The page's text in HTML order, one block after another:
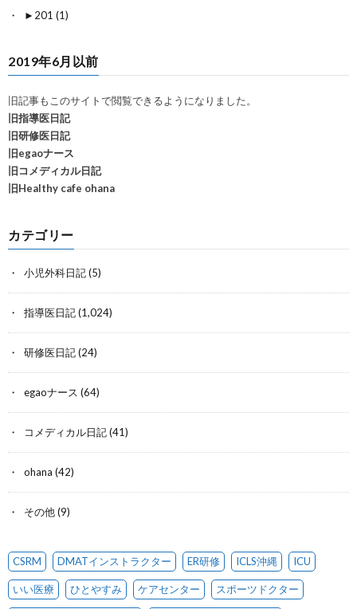
► 201 (1)
2019年6月以前
旧記事もこのサイトで閲覧できるようになりました。
旧指導医日記
旧研修医日記
旧egaoナース
旧コメディカル日記
旧Healthy cafe ohana
カテゴリー
小児外科日記(5)
指導医日記(1,024)
研修医日記(24)
egaoナース (64)
コメディカル日記(41)
ohana (42)
その他(9)
CSRM DMATインストラクター ER研修 ICLS沖縄 ICU
いい医療 ひとやすみ ケアセンター スポーツドクター